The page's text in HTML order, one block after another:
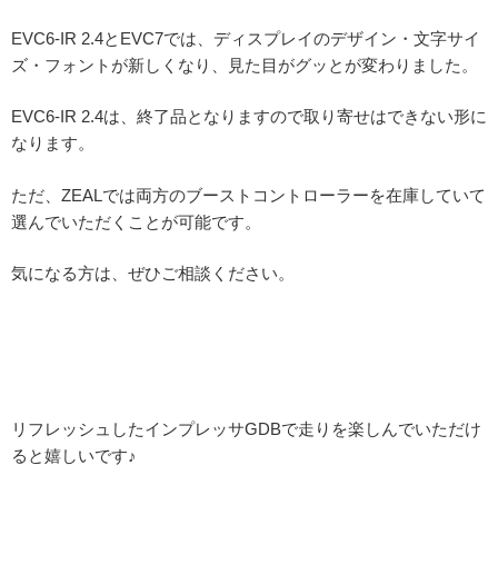
EVC6-IR 2.4とEVC7では、ディスプレイのデザイン・文字サイ
ズ・フォントが新しくなり、見た目がグッとが変わりました。
EVC6-IR 2.4は、終了品となりますので取り寄せはできない形に
なります。
ただ、ZEALでは両方のブーストコントローラーを在庫していて
選んでいただくことが可能です。
気になる方は、ぜひご相談ください。
リフレッシュしたインプレッサGDBで走りを楽しんでいただけ
ると嬉しいです♪